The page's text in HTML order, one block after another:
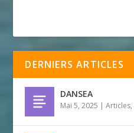
DERNIERS ARTICLES
DANSEA
Mai 5, 2025 |Articles,